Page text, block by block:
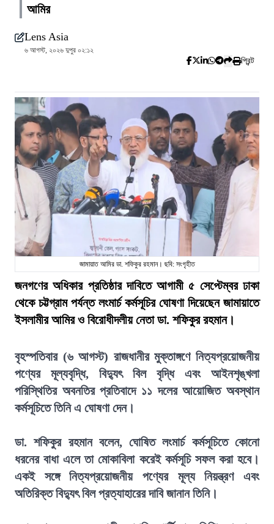
আমির
Lens Asia
৬ আগস্ট, ২০২৬ দুপুর ০২:১২
প্রিন্ট
জামায়াত আমির ডা. শফিকুর রহমান। ছবি: সংগৃহীত
জনগণের অধিকার প্রতিষ্ঠার দাবিতে আগামী ৫ সেপ্টেম্বর ঢাকা
থেকে চট্টগ্রাম পর্যন্ত লংমার্চ কর্মসূচির ঘোষণা দিয়েছেন জামায়াতে
ইসলামীর আমির ও বিরোধীদলীয় নেতা ডা. শফিকুর রহমান।
বৃহস্পতিবার (৬ আগস্ট) রাজধানীর মুক্তাঙ্গণে নিত্যপ্রয়োজনীয়
পণ্যের মূল্যবৃদ্ধি, বিদ্যুৎ বিল বৃদ্ধি এবং আইনশৃঙ্খলা
পরিস্থিতির অবনতির প্রতিবাদে ১১ দলের আয়োজিত অবস্থান
কর্মসূচিতে তিনি এ ঘোষণা দেন।
ডা. শফিকুর রহমান বলেন, ঘোষিত লংমার্চ কর্মসূচিতে কোনো
ধরনের বাধা এলে তা মোকাবিলা করেই কর্মসূচি সফল করা হবে।
একই সঙ্গে নিত্যপ্রয়োজনীয় পণ্যের মূল্য নিয়ন্ত্রণ এবং
অতিরিক্ত বিদ্যুৎ বিল প্রত্যাহারের দাবি জানান তিনি।